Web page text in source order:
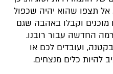
אל תצפו שהוא יהיה שכפול
וקבלו באהבה שגם
החדשה עבור רובנו.
ועובדים לכם או
להיות כלים מנצחים.